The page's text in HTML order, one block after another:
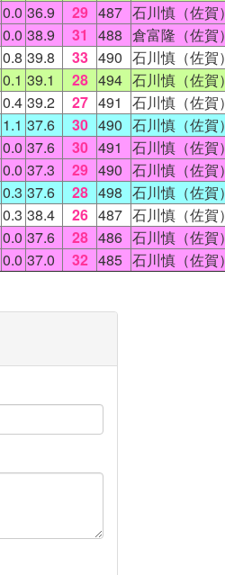
0.0 36.9 29 487 石川慎（佐賀）
0.0 38.9 31 488 倉富隆（佐賀）
0.8 39.8 33 490 石川慎（佐賀）
0.1 39.1 28 494 石川慎（佐賀）
0.4 39.2 27 491 石川慎（佐賀）
1.1 37.6 30 490 石川慎（佐賀）
0.0 37.6 30 491 石川慎（佐賀）
0.0 37.3 29 490 石川慎（佐賀）
0.3 37.6 28 498 石川慎（佐賀）
0.3 38.4 26 487 石川慎（佐賀）
0.0 37.6 28 486 石川慎（佐賀）
0.0 37.0 32 485 石川慎（佐賀）